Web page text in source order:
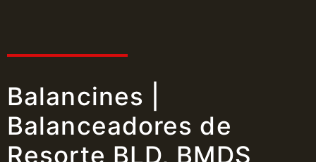
Balancines |
Balanceadores de
Resorte BLD, BMDS